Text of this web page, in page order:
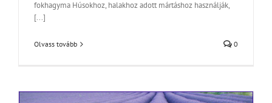
fokhagyma Húsokhoz, halakhoz adott mártáshoz használják,
[...]
Olvass tovább 0